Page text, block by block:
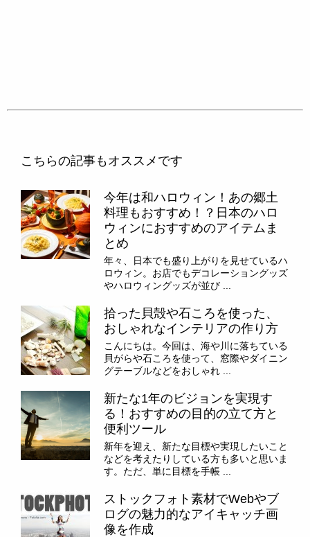
こちらの記事もオススメです
今年は和ハロウィン！あの郷土
料理もおすすめ！？日本のハロ
ウィンにおすすめのアイテムま
とめ
年々、日本でも盛り上がりを見せているハ
ロウィン。お店でもデコレーショングッズ
やハロウィングッズが並び ...
拾った貝殻や石ころを使った、
おしゃれなインテリアの作り方
こんにちは。今回は、海や川に落ちている
貝がらや石ころを使って、窓際やダイニン
グテーブルなどをおしゃれ ...
新たな1年のビジョンを実現す
る！おすすめの目的の立て方と
便利ツール
新年を迎え、新たな目標や実現したいこと
などを考えたりしている方も多いと思いま
す。ただ、単に目標を手帳 ...
ストックフォト素材でWebやブ
ログの魅力的なアイキャッチ画
像を作成